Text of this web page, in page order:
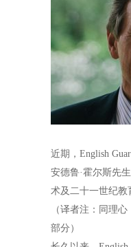
近期， English
安德鲁·霍尔斯先
术及二十一世纪教
（译者注：同理
部分）